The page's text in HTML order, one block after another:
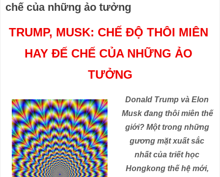
chế của những ảo tưởng
TRUMP, MUSK: CHẾ ĐỘ THÔI MIÊN
HAY ĐẾ CHẾ CỦA NHỮNG ẢO
TƯỞNG
Donald Trump và Elon
Musk đang thôi miên thế
giới? Một trong những
gương mặt xuất sắc
nhất của triết học
Hongkong thế hệ mới,